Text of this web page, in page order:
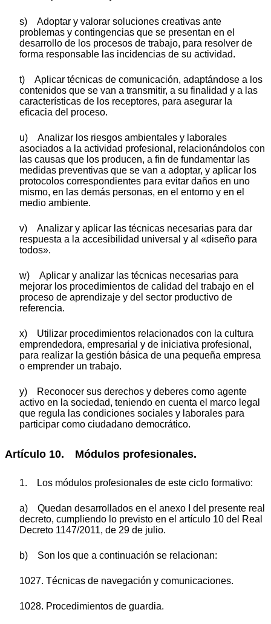
s) Adoptar y valorar soluciones creativas ante
problemas y contingencias que se presentan en el
desarrollo de los procesos de trabajo, para resolver de
forma responsable las incidencias de su actividad.
t) Aplicar técnicas de comunicación, adaptándose a los
contenidos que se van a transmitir, a su finalidad y a las
características de los receptores, para asegurar la
eficacia del proceso.
u) Analizar los riesgos ambientales y laborales
asociados a la actividad profesional, relacionándolos con
las causas que los producen, a fin de fundamentar las
medidas preventivas que se van a adoptar, y aplicar los
protocolos correspondientes para evitar daños en uno
mismo, en las demás personas, en el entorno y en el
medio ambiente.
v) Analizar y aplicar las técnicas necesarias para dar
respuesta a la accesibilidad universal y al «diseño para
todos».
w) Aplicar y analizar las técnicas necesarias para
mejorar los procedimientos de calidad del trabajo en el
proceso de aprendizaje y del sector productivo de
referencia.
x) Utilizar procedimientos relacionados con la cultura
emprendedora, empresarial y de iniciativa profesional,
para realizar la gestión básica de una pequeña empresa
o emprender un trabajo.
y) Reconocer sus derechos y deberes como agente
activo en la sociedad, teniendo en cuenta el marco legal
que regula las condiciones sociales y laborales para
participar como ciudadano democrático.
Artículo 10. Módulos profesionales.
1. Los módulos profesionales de este ciclo formativo:
a) Quedan desarrollados en el anexo I del presente real
decreto, cumpliendo lo previsto en el artículo 10 del Real
Decreto 1147/2011, de 29 de julio.
b) Son los que a continuación se relacionan:
1027. Técnicas de navegación y comunicaciones.
1028. Procedimientos de guardia.